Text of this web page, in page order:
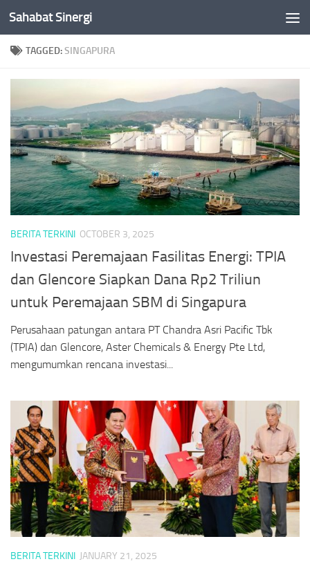
Skip to content
Sahabat Sinergi
TAGGED:SINGAPURA
BERITA TERKINI OCTOBER 3, 2025
Investasi Peremajaan Fasilitas Energi: TPIA
dan Glencore Siapkan Dana Rp2 Triliun
untuk Peremajaan SBM di Singapura
Perusahaan patungan antara PT Chandra Asri Pacific Tbk
(TPIA) dan Glencore, Aster Chemicals & Energy Pte Ltd,
mengumumkan rencana investasi...
BERITA TERKINI JANUARY 21, 2025